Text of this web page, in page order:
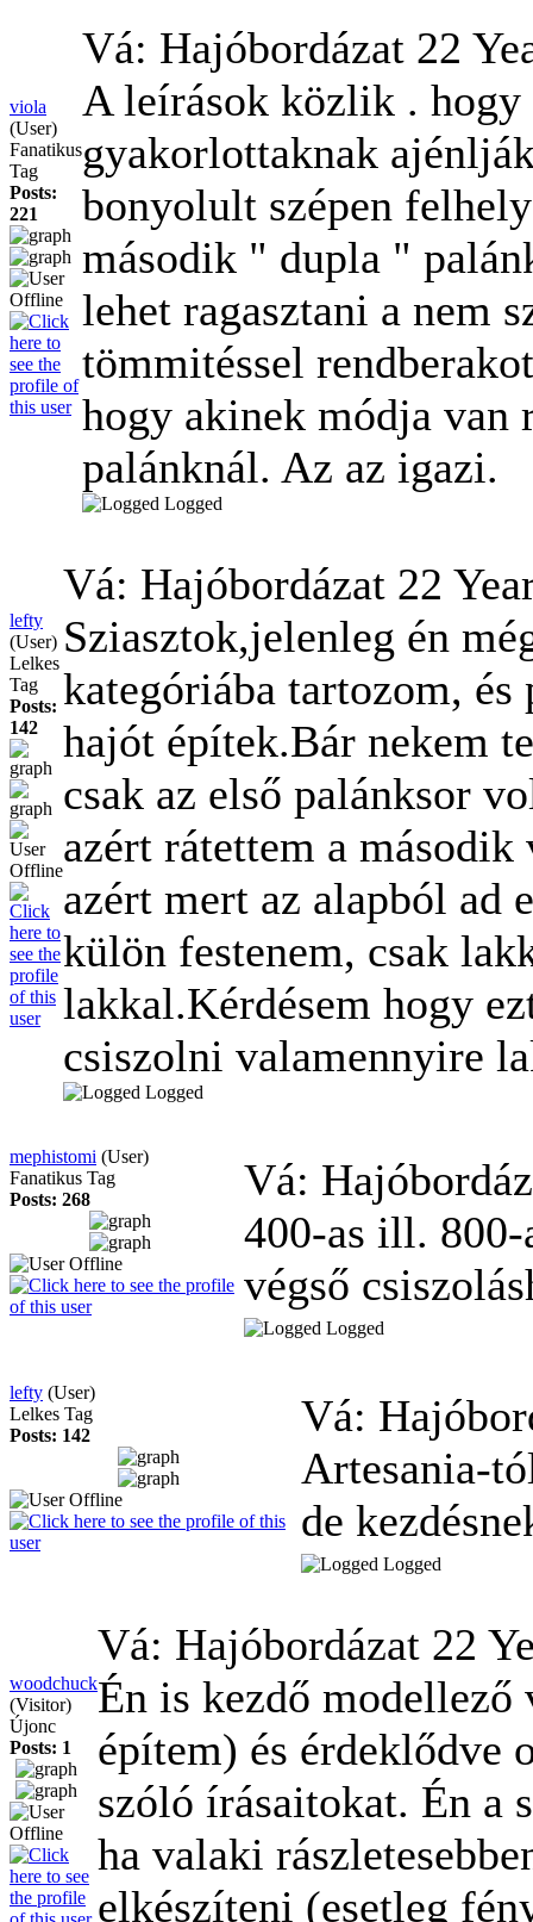
viola
(User)
Fanatikus
Tag
Posts:
221
Vá: Hajóbordázat 22
A leírások közlik . hogy
gyakorlottaknak
bonyolult szépen
második " dupla "
lehet ragasztani a nem
tömmitéssel
hogy akinek módja van
palánknál. Az az igazi.
Logged
lefty
(User)
Lelkes
Tag
Posts:
142
Vá: Hajóbordázat 22
Sziasztok,jelenleg én
kategóriába tartozom, és
hajót építek.Bár nekem
csak az első palánksor
azért rátettem a
azért mert az alapból ad
külön festenem, csak
lakkal.Kérdésem hogy
csiszolni valamennyire
Logged
mephistomi (User)
Fanatikus Tag
Posts: 268
Vá:
400-as ill. 800-
végső
Logged
lefty (User)
Lelkes Tag
Posts: 142
Vá:
Artesania-
de
Logged
woodchuck
(Visitor)
Újonc
Posts: 1
Vá: Hajóbordázat 22
Én is kezdő
építem) és érdeklődve
szóló írásaitokat. Én a
ha valaki
elkészíteni (esetleg